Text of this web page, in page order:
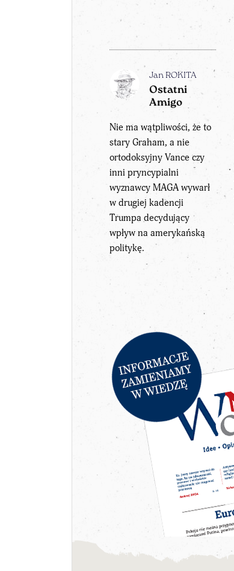
Jan ROKITA
Ostatni
Amigo
Nie ma wątpliwości, że to
stary Graham, a nie
ortodoksyjny Vance czy
inni pryncypialni
wyznawcy MAGA wywarł
w drugiej kadencji
Trumpa decydujący
wpływ na amerykańską
politykę.